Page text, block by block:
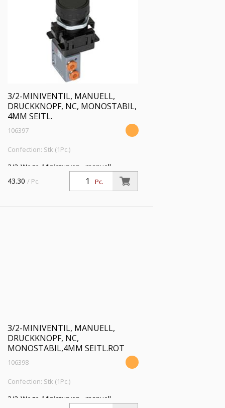
3/2-MINIVENTIL, MANUELL,
DRUCKKNOPF, NC, MONOSTABIL,
4MM SEITL.
106397
Confection: Stk (1Pc.)
3/2-Wege-Miniaturven., manuell,
Druckknopf, NC, monostabil, 4 mm
seitl., Betriebsdr. 0,5-10bar,
Pc.
43.30 / Pc.
3/2-MINIVENTIL, MANUELL,
DRUCKKNOPF, NC,
MONOSTABIL,4MM SEITL.ROT
106398
Confection: Stk (1Pc.)
3/2-Wege-Miniaturven., manuell,